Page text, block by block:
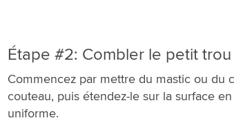
Étape #2: Combler le petit
Commencez par mettre du mastic ou du
couteau, puis étendez-le sur la surface
uniforme.